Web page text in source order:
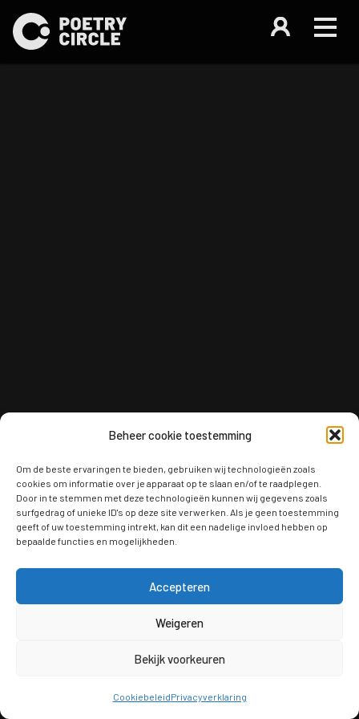
Beheer cookie toestemming
Om de beste ervaringen te bieden, gebruiken wij technologieën zoals
cookies om informatie over je apparaat op te slaan en/of te raadplegen.
Door in te stemmen met deze technologieën kunnen wij gegevens zoals
surfgedrag of unieke ID's op deze site verwerken. Als je geen toestemming
geeft of uw toestemming intrekt, kan dit een nadelige invloed hebben op
bepaalde functies en mogelijkheden.
Accepteren
Weigeren
Bekijk voorkeuren
CookiebeleidPrivacyverklaring